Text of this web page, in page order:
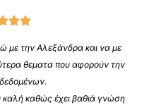
με την Αλεξάνδρα και να με
θεματα που αφορούν την
καθώς έχει βαθιά γνώση